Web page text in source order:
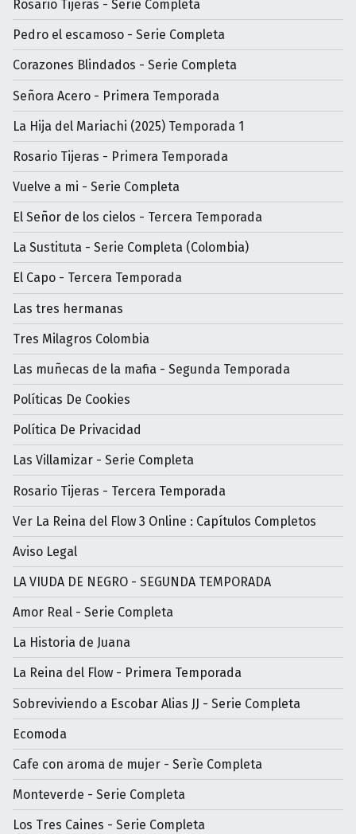
Rosario Tijeras - Serie Completa
Pedro el escamoso - Serie Completa
Corazones Blindados - Serie Completa
Señora Acero - Primera Temporada
La Hija del Mariachi (2025) Temporada 1
Rosario Tijeras - Primera Temporada
Vuelve a mi - Serie Completa
El Señor de los cielos - Tercera Temporada
La Sustituta - Serie Completa (Colombia)
El Capo - Tercera Temporada
Las tres hermanas
Tres Milagros Colombia
Las muñecas de la mafia - Segunda Temporada
Políticas De Cookies
Política De Privacidad
Las Villamizar - Serie Completa
Rosario Tijeras - Tercera Temporada
Ver La Reina del Flow 3 Online : Capítulos Completos
Aviso Legal
LA VIUDA DE NEGRO - SEGUNDA TEMPORADA
Amor Real - Serie Completa
La Historia de Juana
La Reina del Flow - Primera Temporada
Sobreviviendo a Escobar Alias JJ - Serie Completa
Ecomoda
Cafe con aroma de mujer - Serìe Completa
Monteverde - Serie Completa
Los Tres Caines - Serie Completa